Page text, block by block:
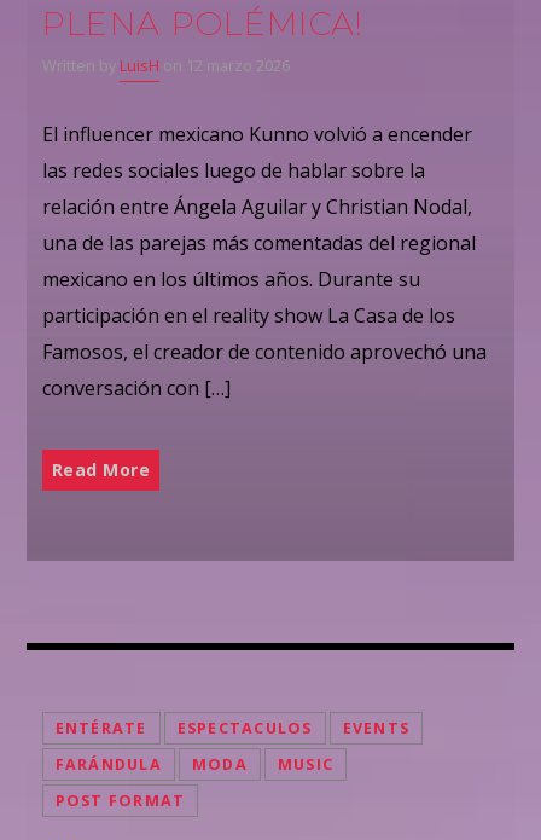
PLENA POLÉMICA!
Written by LuisH on 12 marzo 2026
El influencer mexicano Kunno volvió a encender
las redes sociales luego de hablar sobre la
relación entre Ángela Aguilar y Christian Nodal,
una de las parejas más comentadas del regional
mexicano en los últimos años. Durante su
participación en el reality show La Casa de los
Famosos, el creador de contenido aprovechó una
conversación con […]
Read More
ENTÉRATE ESPECTACULOS
EVENTS
FARÁNDULA
MODA
MUSIC
POST FORMAT